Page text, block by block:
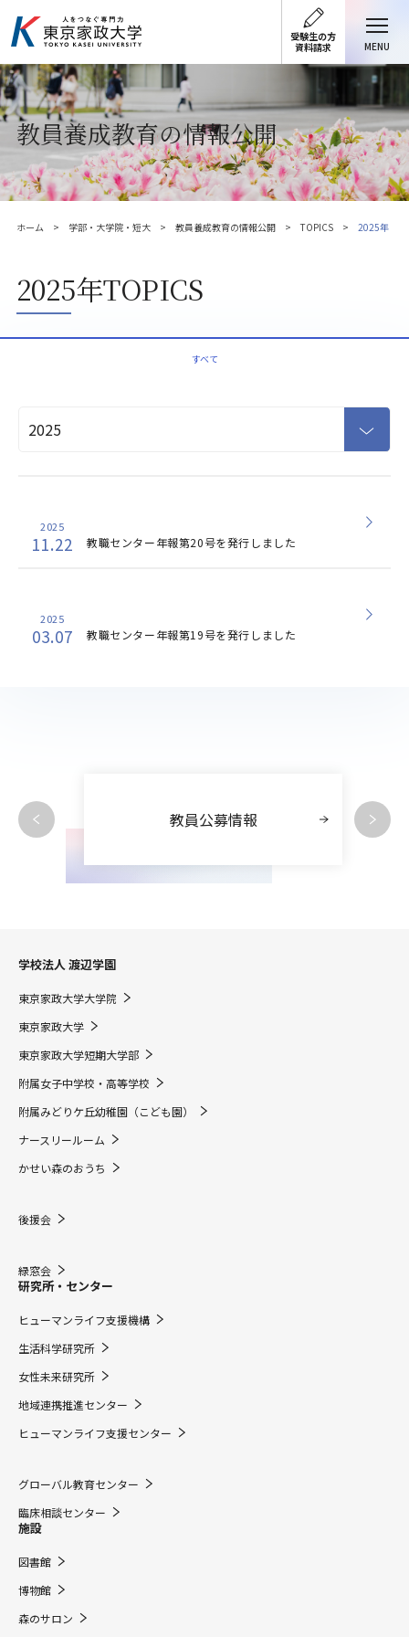
受験生の方
資料請求
MENU
教員養成教育の情報公開
ホーム 学部・大学院・短大 教員養成教育の情報公開 TOPICS 2025年
2025年TOPICS
すべて
2025
11.22 教職センター年報第20号を発行しました
2025
03.07 教職センター年報第19号を発行しました
教員公募情報
学校法人 渡辺学園
東京家政大学大学院
東京家政大学
東京家政大学短期大学部
附属女子中学校・高等学校
附属みどりケ丘幼稚園（こども園）
ナースリールーム
かせい森のおうち
後援会
緑窓会
研究所・センター
ヒューマンライフ支援機構
生活科学研究所
女性未来研究所
地域連携推進センター
ヒューマンライフ支援センター
グローバル教育センター
臨床相談センター
施設
図書館
博物館
森のサロン